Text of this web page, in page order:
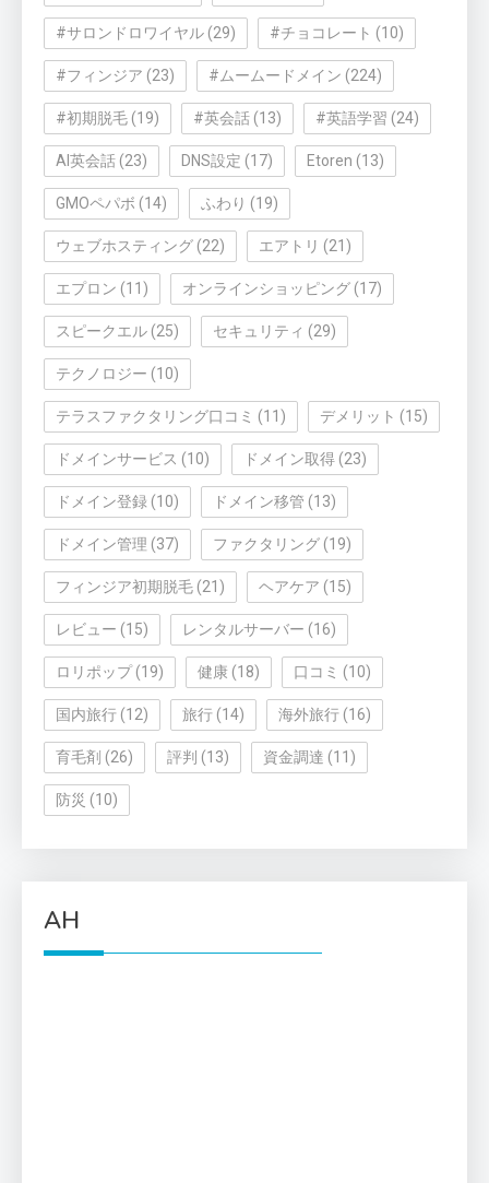
#サロンドロワイヤル (29) #チョコレート (10)
#フィンジア (23) #ムームードメイン (224)
#初期脱毛 (19) #英会話 (13) #英語学習 (24)
AI英会話 (23) DNS設定 (17) Etoren (13)
GMOペパボ (14) ふわり (19)
ウェブホスティング (22) エアトリ (21)
エプロン (11) オンラインショッピング (17)
スピークエル (25) セキュリティ (29)
テクノロジー (10)
テラスファクタリング口コミ (11) デメリット (15)
ドメインサービス (10) ドメイン取得 (23)
ドメイン登録 (10) ドメイン移管 (13)
ドメイン管理 (37) ファクタリング (19)
フィンジア初期脱毛 (21) ヘアケア (15)
レビュー (15) レンタルサーバー (16)
ロリポップ(19) 健康 (18) 口コミ (10)
国内旅行 (12) 旅行 (14) 海外旅行 (16)
育毛剤 (26) 評判 (13) 資金調達 (11)
防災 (10)
AH